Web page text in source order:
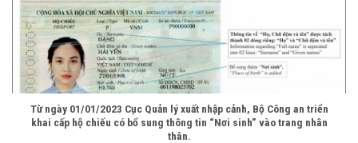
Từ ngày 01/01/2023 Cục Quản lý xuất nhập cảnh, Bộ Công an triển
khai cấp hộ chiếu có bổ sung thông tin “Nơi sinh” vào trang nhân
thân.